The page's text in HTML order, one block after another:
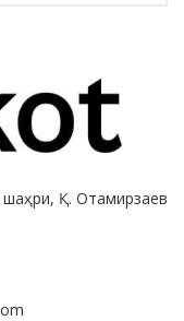
Қ. Отамирзаев